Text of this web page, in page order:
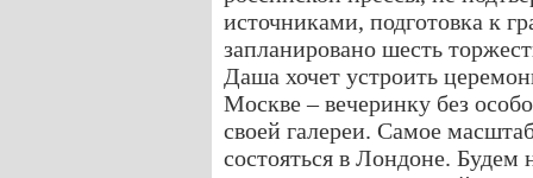
источниками, подготовка к
запланировано шесть
Даша хочет устроить
Москве – вечеринку без
своей галереи. Самое
состояться в Лондоне. Будем